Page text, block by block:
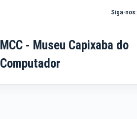
Siga-nos:
MCC - Museu Capixaba do
Computador